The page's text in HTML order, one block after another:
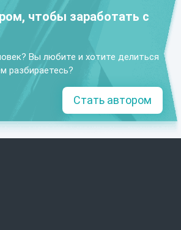
чтобы заработать с
Вы любите и хотите делиться
разбираетесь?
Стать автором